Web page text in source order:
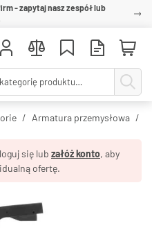
- zapytaj nasz zespół lub
Armatura przemysłowa
się lub załóż konto, aby
ofertę.